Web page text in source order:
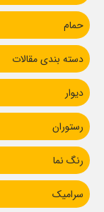
حمام
دسته بندی مقالات
دیوار
رستوران
رنگ نما
سرامیک